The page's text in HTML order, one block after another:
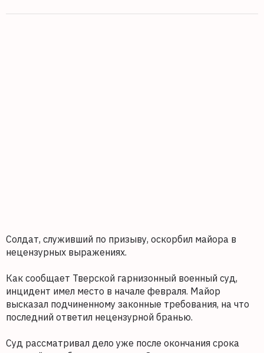
Солдат, служивший по призыву, оскорбил майора в
нецензурных выражениях.
Как сообщает Тверской гарнизонный военный суд,
инцидент имел место в начале февраля. Майор
высказал подчиненному законные требования, на что
последний ответил нецензурной бранью.
Суд рассматривал дело уже после окончания срока